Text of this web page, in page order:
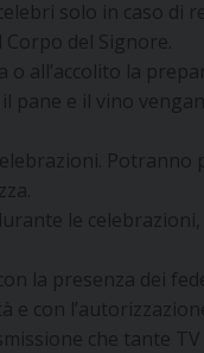
solo in caso di
del Signore.
all’accolito la
pane e il vino
Potranno
le celebrazioni,
la presenza dei
con
che tante